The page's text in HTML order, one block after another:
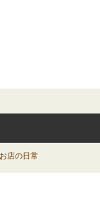
お店の日常